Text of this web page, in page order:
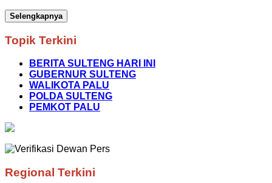
Selengkapnya
Topik Terkini
BERITA SULTENG HARI INI
GUBERNUR SULTENG
WALIKOTA PALU
POLDA SULTENG
PEMKOT PALU
Regional Terkini